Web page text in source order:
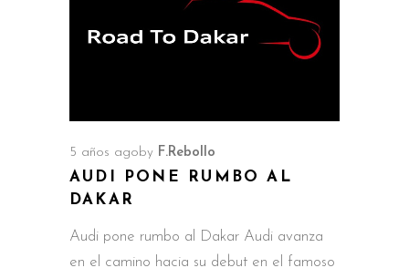
5 años ago by F.Rebollo
AUDI PONE RUMBO AL
DAKAR
Audi pone rumbo al Dakar Audi avanza
en el camino hacia su debut en el famoso